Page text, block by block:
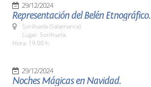
29/12/2024
Representación del Belén Etnográfico.
Sorihuela (Salamanca)
Lugar: Sorihuela.
Hora: 19:00 h.
29/12/2024
Noches Mágicas en Navidad.